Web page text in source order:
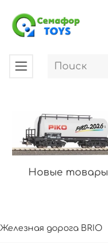
Новые товары
Железная дорога BRIO